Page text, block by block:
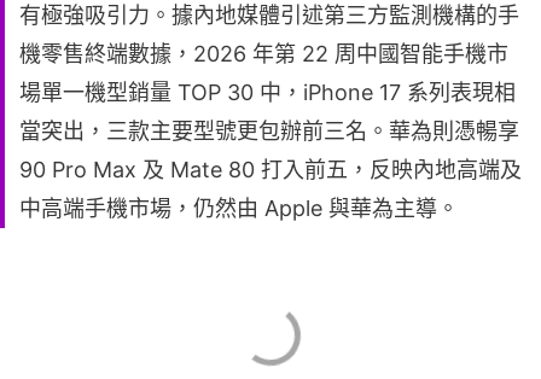
有極強吸引力。據內地媒體引述第三方監測機構的手
機零售終端數據，2026 年第 22 周中國智能手機市
場單一機型銷量 TOP 30 中，iPhone 17 系列表現相
當突出，三款主要型號更包辦前三名。華為則憑暢享
90 Pro Max 及 Mate 80 打入前五，反映內地高端及
中高端手機市場，仍然由 Apple 與華為主導。